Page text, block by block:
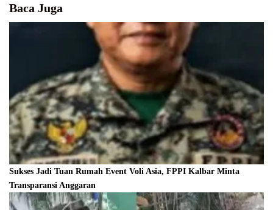
Baca Juga
Sukses Jadi Tuan Rumah Event Voli Asia, FPPI Kalbar Minta
Transparansi Anggaran